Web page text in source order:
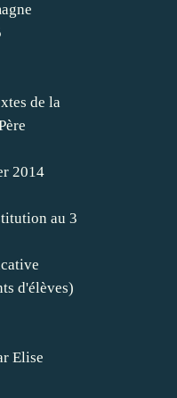
de la
2014
au 3
d'élèves)
Elise